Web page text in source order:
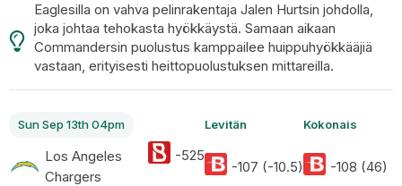
Eaglesilla on vahva pelinrakentaja Jalen Hurtsin johdolla,
joka johtaa tehokasta hyökkäystä. Samaan aikaan
Commandersin puolustus kamppailee huippuhyökkääjiä
vastaan, erityisesti heittopuolustuksen mittareilla.
Sun Sep 13th 04pm
Los Angeles
Chargers
-525
Levitän
-107 (-10.5)
Kokonais
-108 (46)